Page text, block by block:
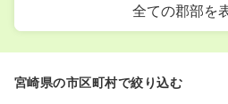
0
東臼杵郡門川町 1
東臼杵郡椎葉村 0
全ての郡部を
宮崎県の市区町村で絞り込む